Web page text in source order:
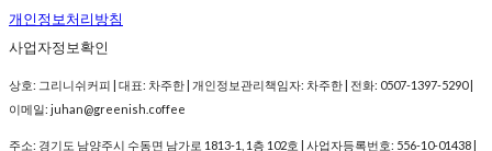
개인정보처리방침
사업자정보확인
상호: 그리니쉬커피 | 대표: 차주한 | 개인정보관리책임자: 차주한 | 전화: 0507-1397-5290 |
이메일: juhan@greenish.coffee
주소: 경기도 남양주시 수동면 남가로 1813-1, 1층 102호 | 사업자등록번호: 556-10-01438 |